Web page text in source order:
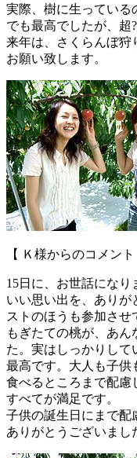
実際、樹に生っている
でも最高でしたが、超
来年は、さくらんぼ狩
お願い致します。
【 Ｋ様からのコメント
15日に、お世話になり
いい思い出を、ありが
ストのほうも参加させ
もぎたての桃が、あ
た。実はしっかりして
最高です。大人も子供
食べるところまで配慮
すべてが満足です。
子供の誕生日にまで配
ありがとうございまし